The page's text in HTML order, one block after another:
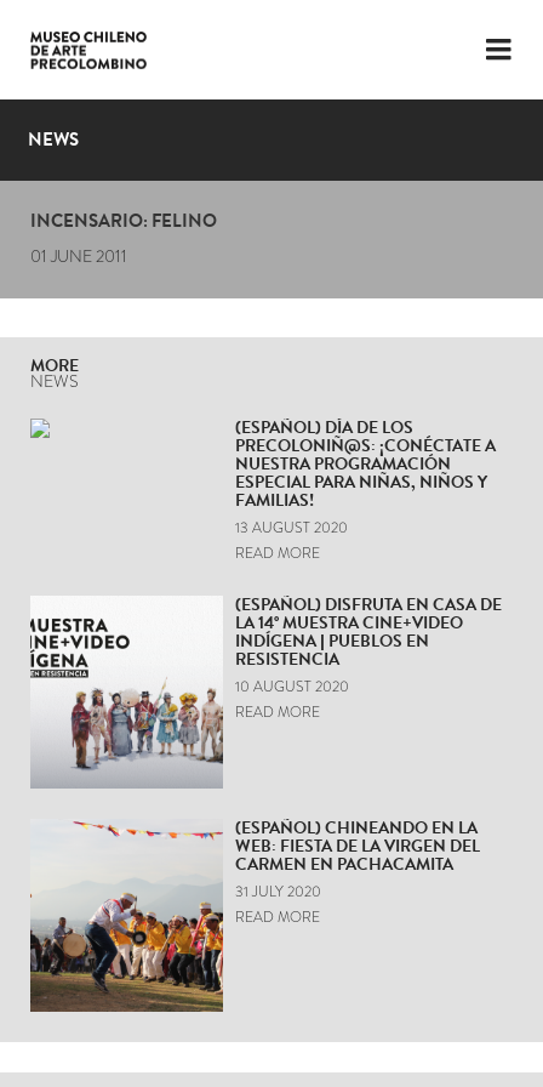
LANGUAGE
PLAN YOUR VISIT
EXHIBITIONS
THE MUSEUM
NEWS
NEWS
INCENSARIO: FELINO
01 JUNE 2011
MORE
NEWS
(ESPAÑOL) DÍA DE LOS
PRECOLONIÑ@S: ¡CONÉCTATE A
NUESTRA PROGRAMACIÓN
ESPECIAL PARA NIÑAS, NIÑOS Y
FAMILIAS!
13 AUGUST 2020
READ MORE
(ESPAÑOL) DISFRUTA EN CASA DE
LA 14° MUESTRA CINE+VIDEO
INDÍGENA | PUEBLOS EN
RESISTENCIA
10 AUGUST 2020
READ MORE
(ESPAÑOL) CHINEANDO EN LA
WEB: FIESTA DE LA VIRGEN DEL
CARMEN EN PACHACAMITA
31 JULY 2020
READ MORE